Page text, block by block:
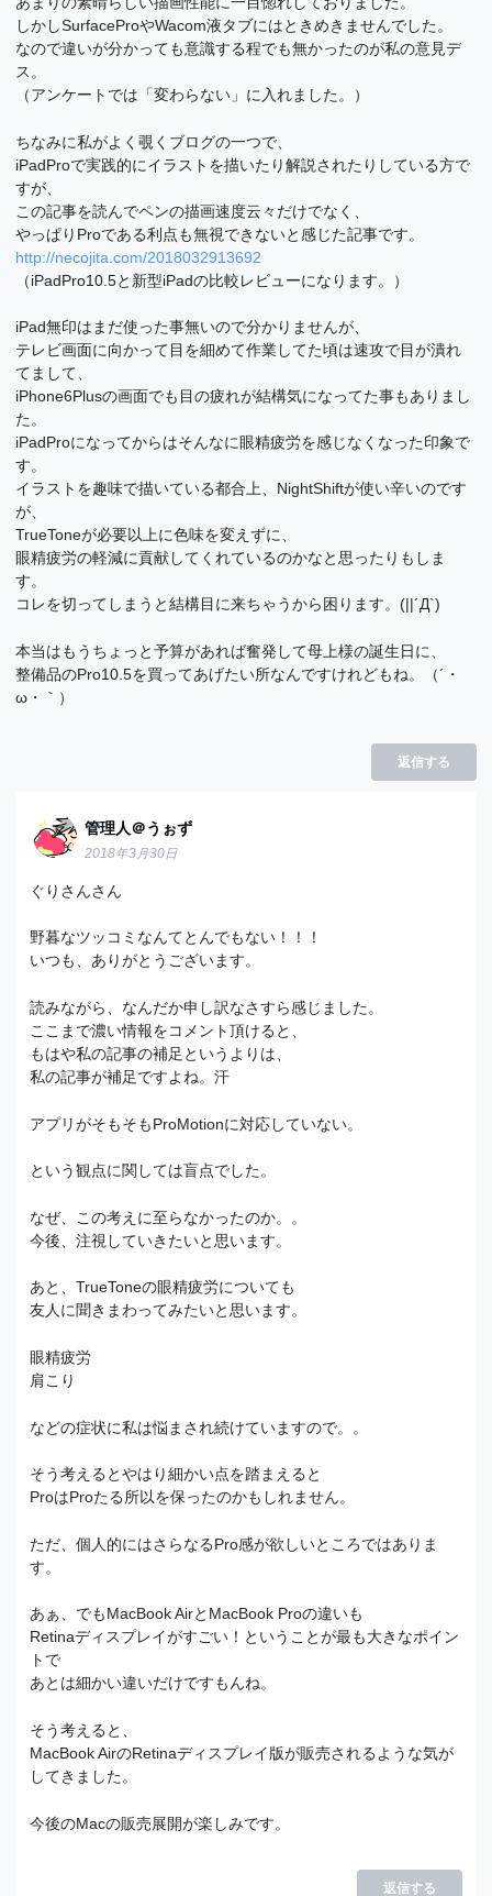
しかしSurfaceProやWacom液タブにはときめきませんでした。
なので違いが分かっても意識する程でも無かったのが私の意見デ
ス。
（アンケートでは「変わらない」に入れました。）
ちなみに私がよく覗くブログの一つで、
iPadProで実践的にイラストを描いたり解説されたりしている方で
すが、
この記事を読んでペンの描画速度云々だけでなく、
やっぱりProである利点も無視できないと感じた記事です。
http://necojita.com/2018032913692
（iPadPro10.5と新型iPadの比較レビューになります。）
iPad無印はまだ使った事無いので分かりませんが、
テレビ画面に向かって目を細めて作業してた頃は速攻で目が潰れ
てまして、
iPhone6Plusの画面でも目の疲れが結構気になってた事もありまし
た。
iPadProになってからはそんなに眼精疲労を感じなくなった印象で
す。
イラストを趣味で描いている都合上、NightShiftが使い辛いのです
が、
TrueToneが必要以上に色味を変えずに、
眼精疲労の軽減に貢献してくれているのかなと思ったりもしま
す。
コレを切ってしまうと結構目に来ちゃうから困ります。(||´Д`)
本当はもうちょっと予算があれば奮発して母上様の誕生日に、
整備品のPro10.5を買ってあげたい所なんですけれどもね。（´・
ω・｀）
返信する
管理人＠うぉず
2018年3月30日
ぐりさんさん
野暮なツッコミなんてとんでもない！！！
いつも、ありがとうございます。
読みながら、なんだか申し訳なさすら感じました。
ここまで濃い情報をコメント頂けると、
もはや私の記事の補足というよりは、
私の記事が補足ですよね。汗
アプリがそもそもProMotionに対応していない。
という観点に関しては盲点でした。
なぜ、この考えに至らなかったのか。。
今後、注視していきたいと思います。
あと、TrueToneの眼精疲労についても
友人に聞きまわってみたいと思います。
眼精疲労
肩こり
などの症状に私は悩まされ続けていますので。。
そう考えるとやはり細かい点を踏まえると
ProはProたる所以を保ったのかもしれません。
ただ、個人的にはさらなるPro感が欲しいところではありま
す。
あぁ、でもMacBook AirとMacBook Proの違いも
Retinaディスプレイがすごい！ということが最も大きなポイン
トで
あとは細かい違いだけですもんね。
そう考えると、
MacBook AirのRetinaディスプレイ版が販売されるような気が
してきました。
今後のMacの販売展開が楽しみです。
返信する